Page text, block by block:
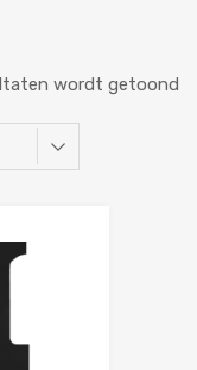
wordt getoond